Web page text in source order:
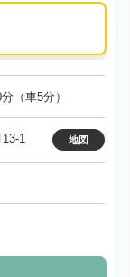
（車5分）
1 地図